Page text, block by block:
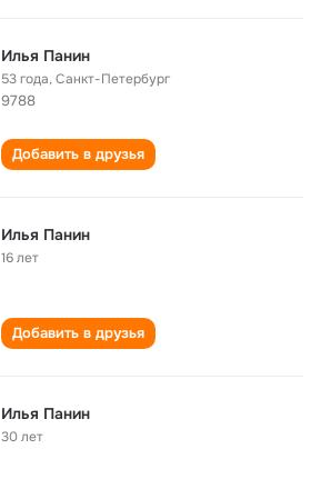
Илья Панин
53 года,Санкт-Петербург
9788
Добавить в друзья
Илья Панин
16 лет
Добавить в друзья
Илья Панин
30 лет